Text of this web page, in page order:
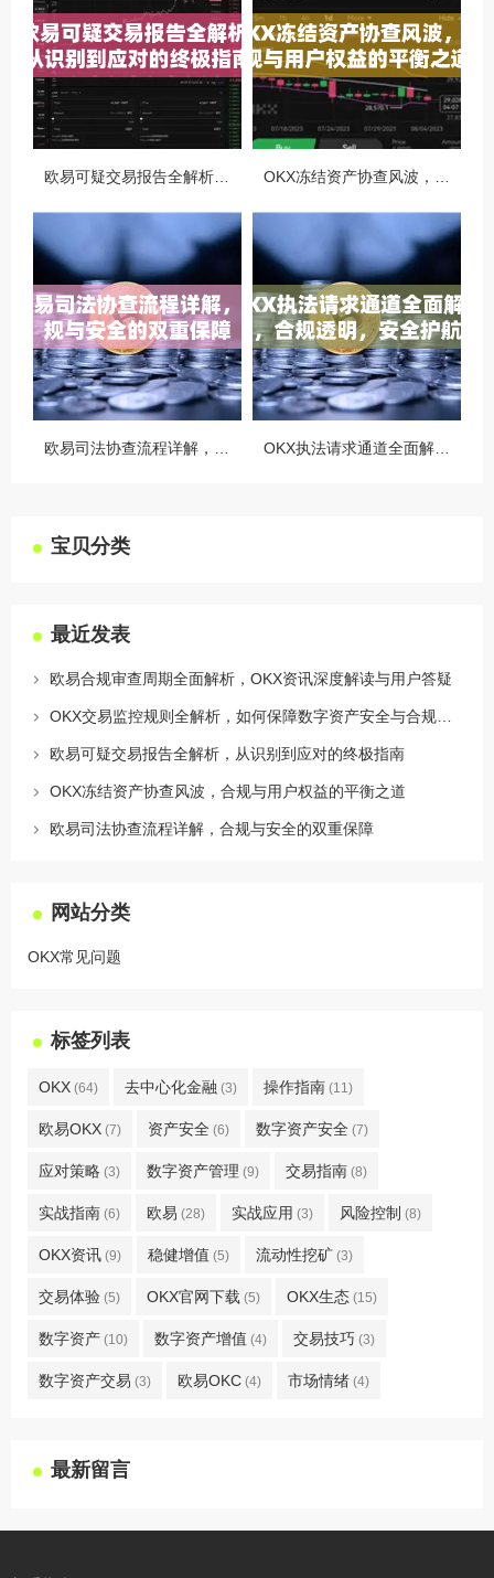
宝贝分类
最近发表
欧易合规审查周期全面解析，OKX资讯深度解读与用户答疑
欧易可疑交易报告全解析，从识别到应对的终极指南
OKX冻结资产协查风波，合规与用户权益的平衡之道
欧易司法协查流程详解，合规与安全的双重保障
网站分类
OKX常见问题
标签列表
OKX (64) 去中心化金融 (3) 操作指南 (11)
欧易OKX (7) 资产安全 (6) 数字资产安全 (7)
应对策略 (3) 数字资产管理 (9) 交易指南 (8)
实战指南 (6) 欧易 (28) 实战应用 (3) 风险控制 (8)
OKX资讯 (9) 稳健增值 (5) 流动性挖矿 (3)
交易体验 (5) OKX官网下载 (5) OKX生态 (15)
数字资产 (10) 数字资产增值 (4) 交易技巧 (3)
数字资产交易 (3) 欧易OKC (4) 市场情绪 (4)
最新留言